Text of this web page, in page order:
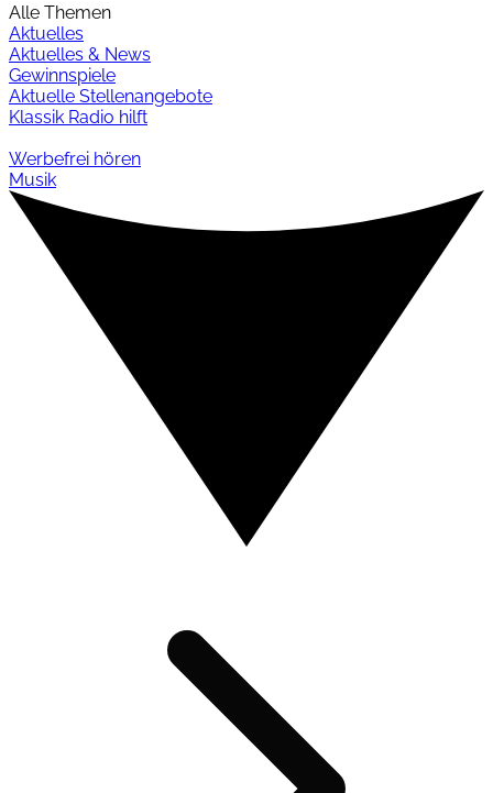
Alle Themen
Aktuelles
Aktuelles & News
Gewinnspiele
Aktuelle Stellenangebote
Klassik Radio hilft
Werbefrei hören
Musik